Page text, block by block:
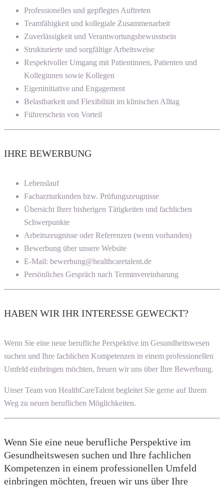
Professionelles und gepflegtes Auftreten
Teamfähigkeit und kollegiale Zusammenarbeit
Zuverlässigkeit und Verantwortungsbewusstsein
Strukturierte und sorgfältige Arbeitsweise
Respektvoller Umgang mit Patientinnen, Patienten und
Kolleginnen sowie Kollegen
Eigeninitiative und Engagement
Belastbarkeit und Flexibilität im klinischen Alltag
Führerschein von Vorteil
IHRE BEWERBUNG
Lebenslauf
Facharzturkunden bzw. Prüfungszeugnisse
Übersicht Ihrer bisherigen Tätigkeiten und fachlichen
Schwerpunkte
Arbeitszeugnisse oder Referenzen (wenn vorhanden)
Bewerbung über unsere Website
E-Mail: bewerbung@healthcaretalent.de
Persönliches Gespräch nach Terminvereinbarung
HABEN WIR IHR INTERESSE GEWECKT?
Wenn Sie eine neue berufliche Perspektive im Gesundheitswesen
suchen und Ihre fachlichen Kompetenzen in einem professionellen
Umfeld einbringen möchten, freuen wir uns über Ihre Bewerbung.
Unser Team von HealthCareTalent begleitet Sie gerne auf Ihrem
Weg zu neuen beruflichen Möglichkeiten.
Wenn Sie eine neue berufliche Perspektive im
Gesundheitswesen suchen und Ihre fachlichen
Kompetenzen in einem professionellen Umfeld
einbringen möchten, freuen wir uns über Ihre